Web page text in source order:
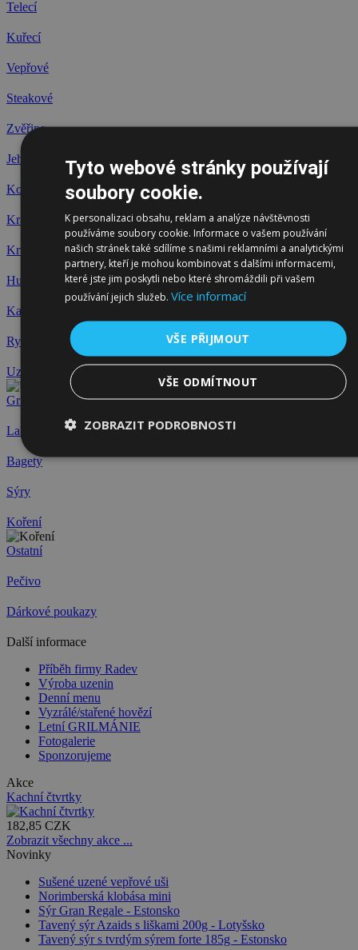
Telecí
Kuřecí
Vepřové
Steakové
Zvěřina
Jehněčí
Koňské
Králík
Krůtí
Husa
Kachna
Ryby
Uzeniny
Grilmánie
Lahůdky
Bagety
Sýry
Koření
Ostatní
Pečivo
Dárkové poukazy
Další informace
Příběh firmy Radev
Výroba uzenin
Denní menu
Vyzrálé/stařené hovězí
Letní GRILMÁNIE
Fotogalerie
Sponzorujeme
Akce
Kachní čtvrtky
182,85 CZK
Zobrazit všechny akce ...
Novinky
Sušené uzené vepřové uši
Norimberská klobása mini
Sýr Gran Regale - Estonsko
Tavený sýr Azaids s liškami 200g - Lotyšsko
Tavený sýr s tvrdým sýrem forte 185g - Estonsko
Tyto webové stránky používají
soubory cookie.
K personalizaci obsahu, reklam a analýze návštěvnosti
používáme soubory cookie. Informace o vašem používání
našich stránek také sdílíme s našimi reklamními a analytickými
partnery, kteří je mohou kombinovat s dalšími informacemi,
které jste jim poskytli nebo které shromáždili při vašem
používání jejich služeb. Více informací
VŠE PŘIJMOUT
VŠE ODMÍTNOUT
ZOBRAZIT PODROBNOSTI